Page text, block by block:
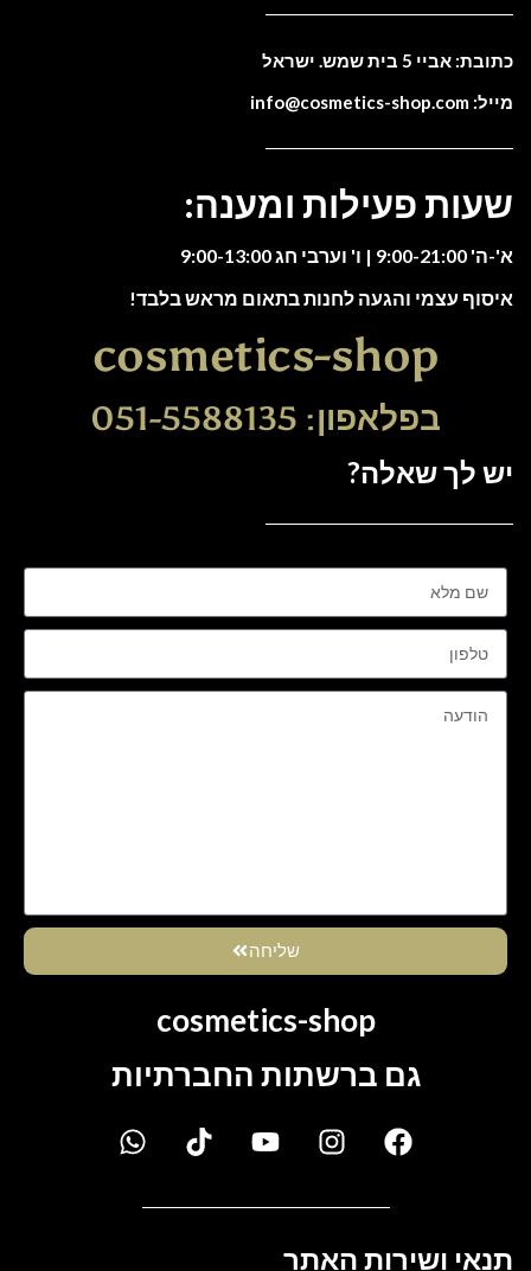
כתובת: אביי 5 בית שמש. ישראל
מייל: info@cosmetics-shop.com
שעות פעילות ומענה:
א'-ה' 9:00-21:00 | ו' וערבי חג 9:00-13:00
איסוף עצמי והגעה לחנות בתאום מראש בלבד!
cosmetics-shop
בפלאפון: 051-5588135
יש לך שאלה?
שליחה
cosmetics-shop
גם ברשתות החברתיות
תנאי ושירות האתר